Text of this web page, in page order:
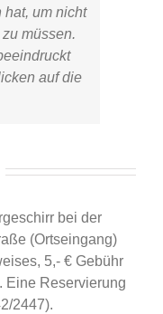
hat, um nicht
müssen.
auf die
bei der
(Ortseingang)
5,- € Gebühr
Eine Reservierung
2447).